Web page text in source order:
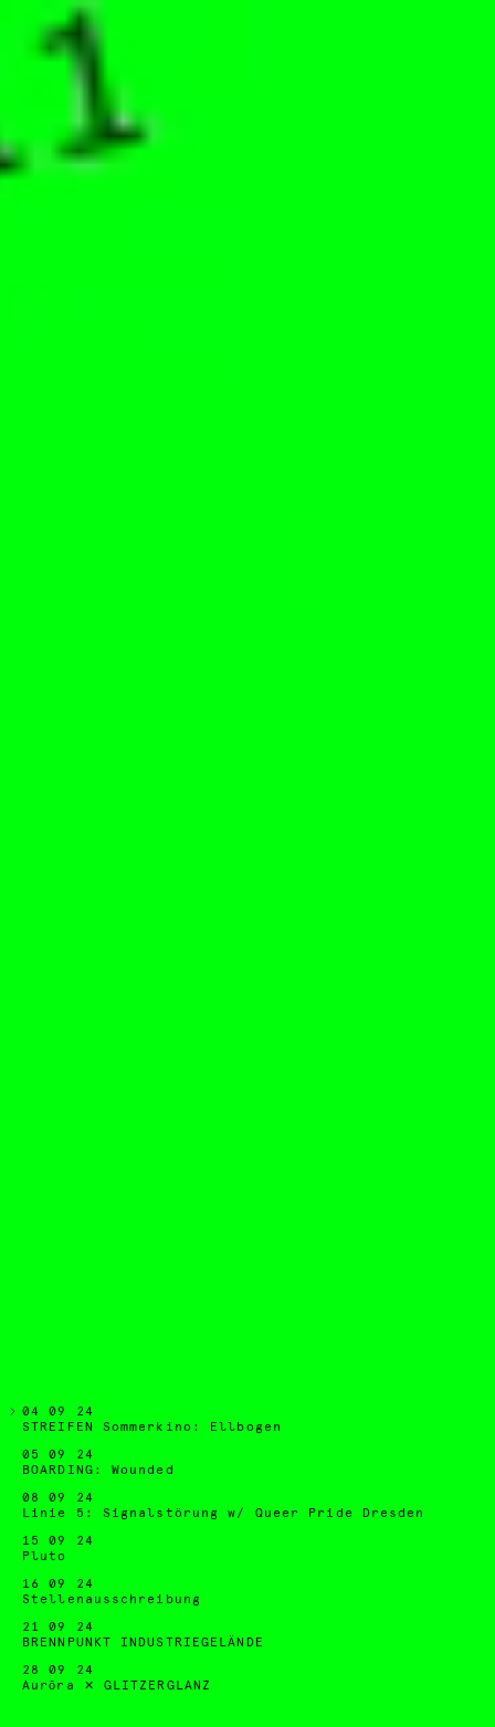
04 09 24
STREIFEN Sommerkino: Ellbogen
05 09 24
BOARDING: Wounded
08 09 24
Linie 5: Signalstörung w/ Queer Pride Dresden
15 09 24
Pluto
16 09 24
Stellenausschreibung
21 09 24
BRENNPUNKT INDUSTRIEGELÄNDE
28 09 24
Aurōra ✕ GLITZERGLANZ